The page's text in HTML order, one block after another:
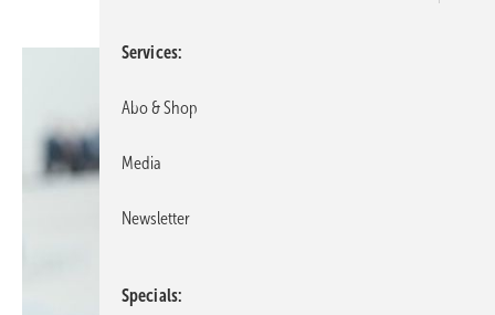
Services
Abo & Shop
Media
Newsletter
Specials